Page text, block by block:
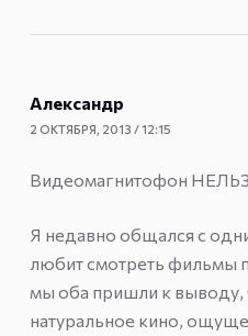
Александр
2 ОКТЯБРЯ, 2013 / 12:15
Видеомагнитофон
Я недавно общался с
любит смотреть фильмы
мы оба пришли к выводу,
натуральное кино,